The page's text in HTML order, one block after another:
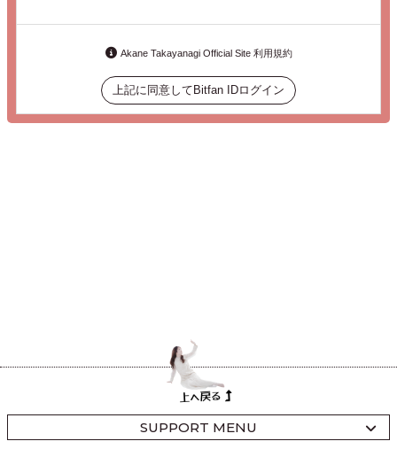
Akane Takayanagi Official Site 利用規約
上記に同意してBitfan IDログイン
SUPPORT MENU